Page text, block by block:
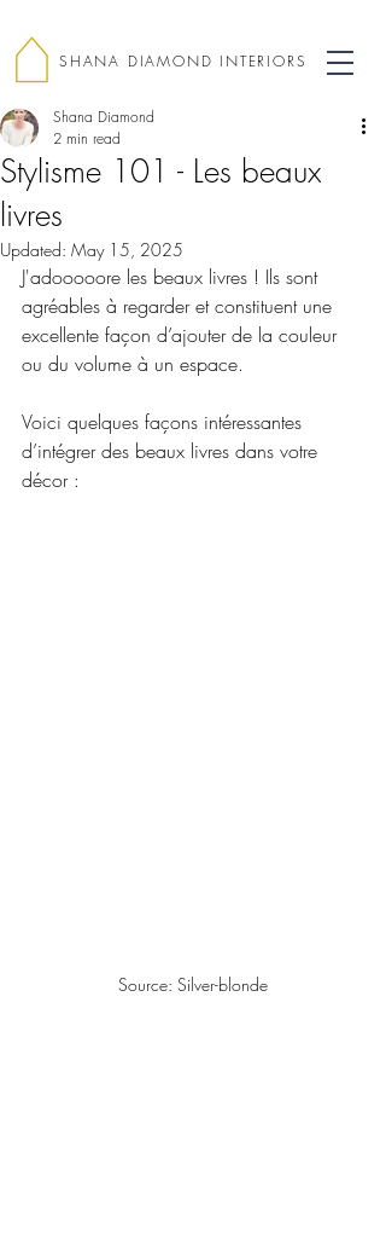
SHANA DIAMOND INTERIORS
Stylisme 101 - Les beaux
livres
Shana Diamond
2 min read
Updated: May 15, 2025
J'adooooore les beaux livres ! Ils sont
agréables à regarder et constituent une
excellente façon d’ajouter de la couleur
ou du volume à un espace.
Voici quelques façons intéressantes
d’intégrer des beaux livres dans votre
décor :
Source: Silver-blonde